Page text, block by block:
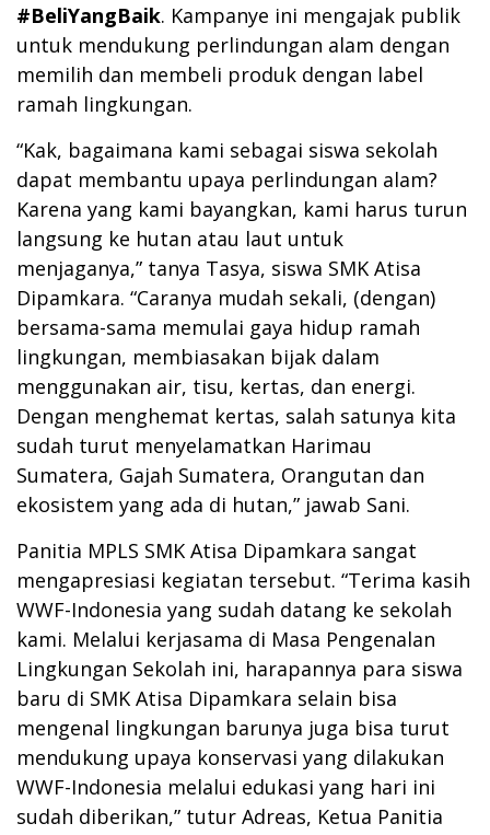
#BeliYangBaik. Kampanye ini mengajak publik
untuk mendukung perlindungan alam dengan
memilih dan membeli produk dengan label
ramah lingkungan.
“Kak, bagaimana kami sebagai siswa sekolah
dapat membantu upaya perlindungan alam?
Karena yang kami bayangkan, kami harus turun
langsung ke hutan atau laut untuk
menjaganya,” tanya Tasya, siswa SMK Atisa
Dipamkara. “Caranya mudah sekali, (dengan)
bersama-sama memulai gaya hidup ramah
lingkungan, membiasakan bijak dalam
menggunakan air, tisu, kertas, dan energi.
Dengan menghemat kertas, salah satunya kita
sudah turut menyelamatkan Harimau
Sumatera, Gajah Sumatera, Orangutan dan
ekosistem yang ada di hutan,” jawab Sani.
Panitia MPLS SMK Atisa Dipamkara sangat
mengapresiasi kegiatan tersebut. “Terima kasih
WWF-Indonesia yang sudah datang ke sekolah
kami. Melalui kerjasama di Masa Pengenalan
Lingkungan Sekolah ini, harapannya para siswa
baru di SMK Atisa Dipamkara selain bisa
mengenal lingkungan barunya juga bisa turut
mendukung upaya konservasi yang dilakukan
WWF-Indonesia melalui edukasi yang hari ini
sudah diberikan,” tutur Adreas, Ketua Panitia